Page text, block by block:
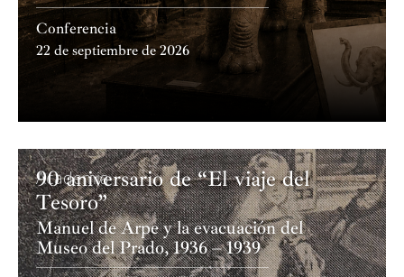
Conferencia
22 de septiembre de 2026
Academia
90 aniversario de “El viaje del
Tesoro”
Manuel de Arpe y la evacuación del
Museo del Prado, 1936 – 1939